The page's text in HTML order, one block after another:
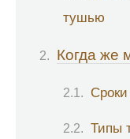
тушью
Когда же
Типы